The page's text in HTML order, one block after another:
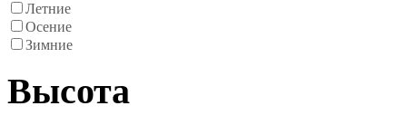
Летние
Осение
Зимние
Высота